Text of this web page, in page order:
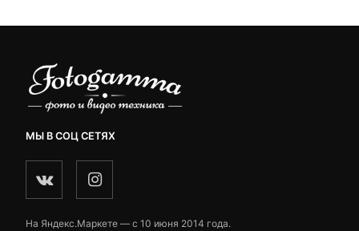
МЫ В СОЦ СЕТЯХ
На Яндекс.Маркете — c 10 июня 2014 года.